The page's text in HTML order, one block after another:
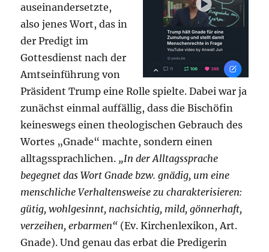
auseinandersetzte,
also jenes Wort, das in
der Predigt im
Gottesdienst nach der
Amtseinführung von
Präsident Trump eine Rolle spielte. Dabei war ja
zunächst einmal auffällig, dass die Bischöfin
keineswegs einen theologischen Gebrauch des
Wortes „Gnade“ machte, sondern einen
alltagssprachlichen. „In der Alltagssprache
begegnet das Wort Gnade bzw. gnädig, um eine
menschliche Verhaltensweise zu charakterisieren:
gütig, wohlgesinnt, nachsichtig, mild, gönnerhaft,
verzeihen, erbarmen“ (Ev. Kirchenlexikon, Art.
Gnade). Und genau das erbat die Predigerin